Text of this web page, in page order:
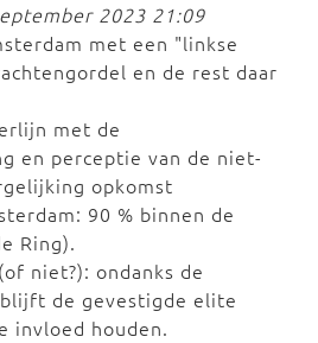
2023 21:09
met een "linkse
en de rest daar
met de
en perceptie van de niet-
opkomst
90 % binnen de
Ring).
niet?): ondanks de
de gevestigde elite
invloed houden.